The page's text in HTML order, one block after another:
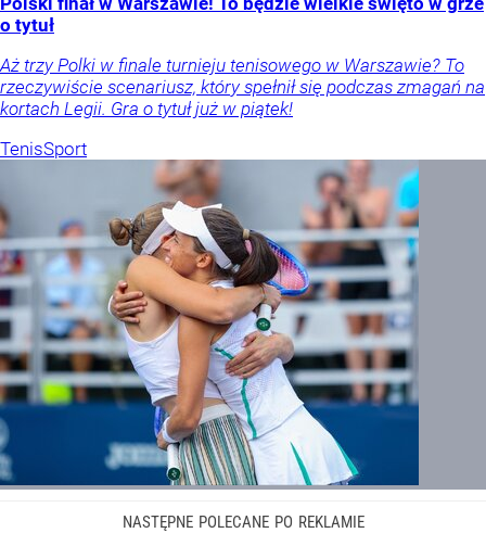
o tytuł
Aż trzy Polki w finale turnieju tenisowego w Warszawie? To
rzeczywiście scenariusz, który spełnił się podczas zmagań na
kortach Legii. Gra o tytuł już w piątek!
TenisSport